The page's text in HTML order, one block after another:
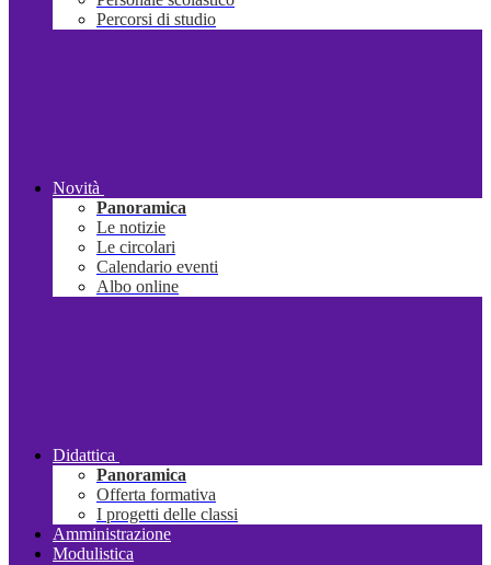
Percorsi di studio
Novità
Panoramica
Le notizie
Le circolari
Calendario eventi
Albo online
Didattica
Panoramica
Offerta formativa
I progetti delle classi
Amministrazione
Modulistica